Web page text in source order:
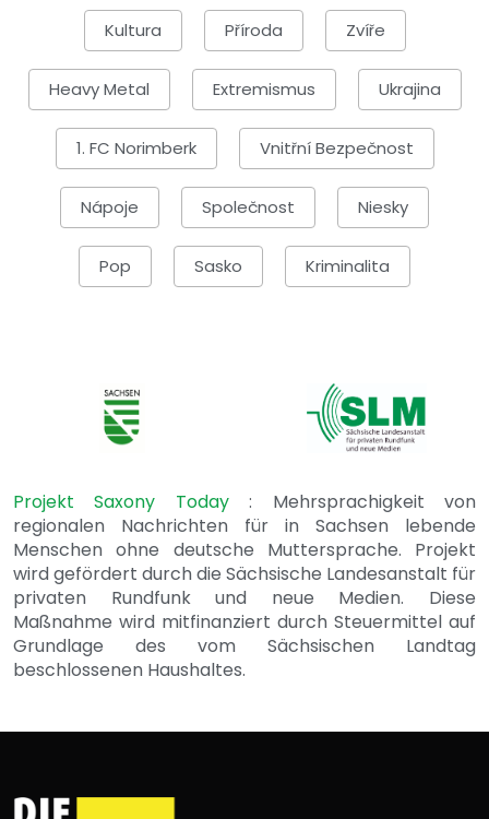
Kultura Příroda Zvíře
Heavy Metal Extremismus Ukrajina
1. FC Norimberk Vnitřní Bezpečnost
Nápoje Společnost Niesky
Pop Sasko Kriminalita
Projekt Saxony Today: Mehrsprachigkeit von
regionalen Nachrichten für in Sachsen lebende
Menschen ohne deutsche Muttersprache. Projekt
wird gefördert durch die Sächsische Landesanstalt für
privaten Rundfunk und neue Medien. Diese
Maßnahme wird mitfinanziert durch Steuermittel auf
Grundlage des vom Sächsischen Landtag
beschlossenen Haushaltes.